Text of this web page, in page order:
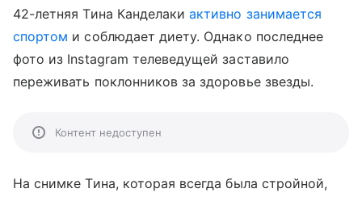
42-летняя Тина Канделакиактивно занимается
спортом и соблюдает диету. Однако последнее
фото из Instagram телеведущей заставило
переживать поклонников за здоровье звезды.
Контент недоступен
На снимке Тина, которая всегда была стройной,